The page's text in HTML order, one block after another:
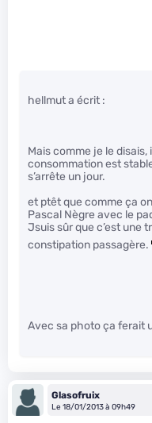
hellmut a écrit :
Mais comme je le
consommation est
s’arrête un jour.
et ptêt que comme ça
Pascal Nègre avec le
Jsuis sûr que c’est une
constipation passagère.
Avec sa photo ça ferait
Glasofruix
Le 18/01/2013 à 09h49